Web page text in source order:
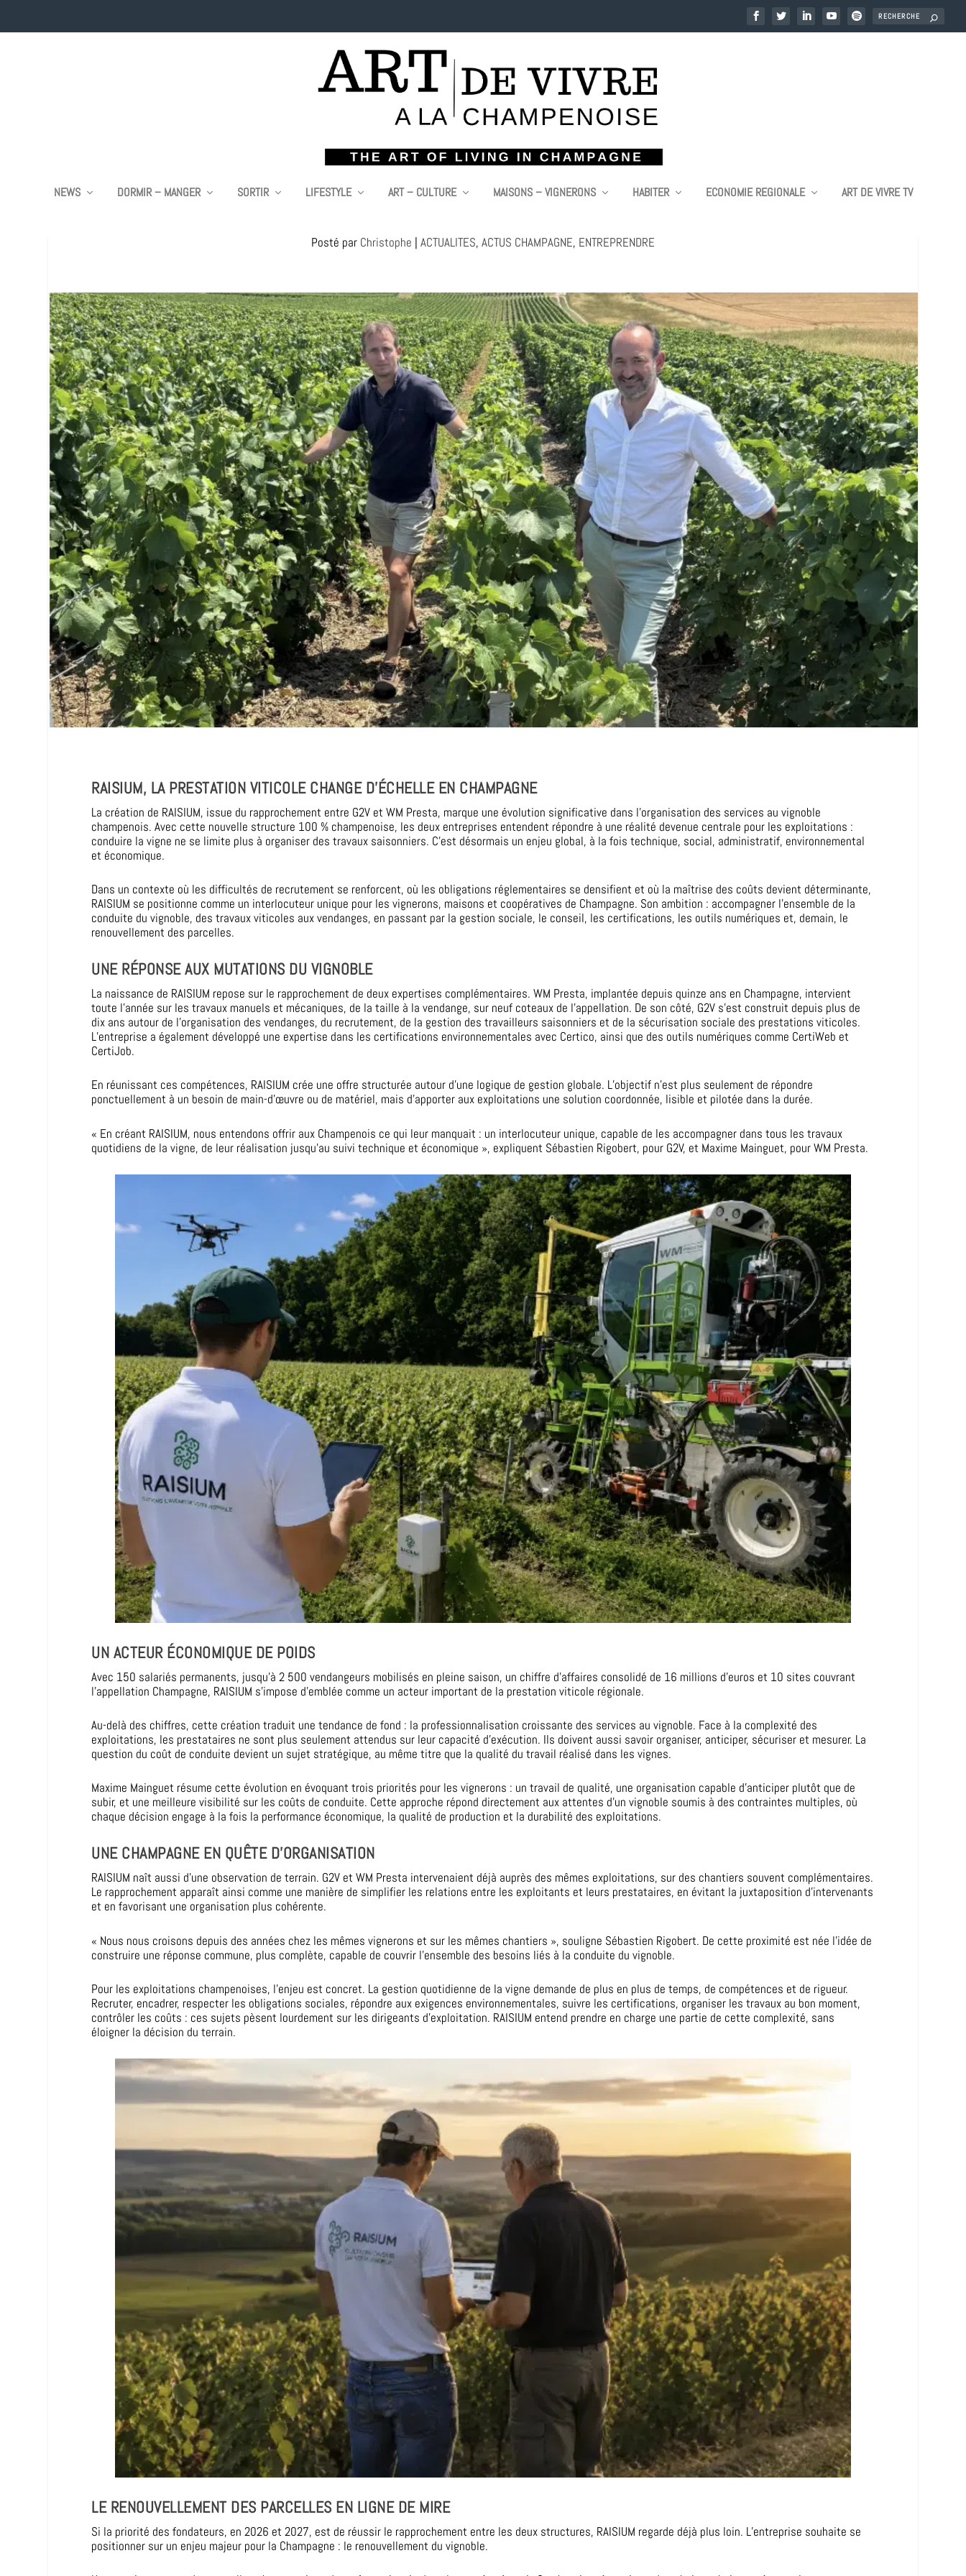
NEWS DORMIR – MANGER SORTIR LIFESTYLE ART – CULTURE MAISONS – VIGNERONS HABITER ECONOMIE REGIONALE ART DE VIVRE TV
Posté par Christophe | ACTUALITES, ACTUS CHAMPAGNE, ENTREPRENDRE
RAISIUM, LA PRESTATION VITICOLE CHANGE D’ÉCHELLE EN CHAMPAGNE
La création de RAISIUM, issue du rapprochement entre G2V et WM Presta, marque une évolution significative dans l’organisation des services au vignoble
champenois. Avec cette nouvelle structure 100 % champenoise, les deux entreprises entendent répondre à une réalité devenue centrale pour les exploitations :
conduire la vigne ne se limite plus à organiser des travaux saisonniers. C’est désormais un enjeu global, à la fois technique, social, administratif, environnemental
et économique.
Dans un contexte où les difficultés de recrutement se renforcent, où les obligations réglementaires se densifient et où la maîtrise des coûts devient déterminante,
RAISIUM se positionne comme un interlocuteur unique pour les vignerons, maisons et coopératives de Champagne. Son ambition : accompagner l’ensemble de la
conduite du vignoble, des travaux viticoles aux vendanges, en passant par la gestion sociale, le conseil, les certifications, les outils numériques et, demain, le
renouvellement des parcelles.
UNE RÉPONSE AUX MUTATIONS DU VIGNOBLE
La naissance de RAISIUM repose sur le rapprochement de deux expertises complémentaires. WM Presta, implantée depuis quinze ans en Champagne, intervient
toute l’année sur les travaux manuels et mécaniques, de la taille à la vendange, sur neuf coteaux de l’appellation. De son côté, G2V s’est construit depuis plus de
dix ans autour de l’organisation des vendanges, du recrutement, de la gestion des travailleurs saisonniers et de la sécurisation sociale des prestations viticoles.
L’entreprise a également développé une expertise dans les certifications environnementales avec Certico, ainsi que des outils numériques comme CertiWeb et
CertiJob.
En réunissant ces compétences, RAISIUM crée une offre structurée autour d’une logique de gestion globale. L’objectif n’est plus seulement de répondre
ponctuellement à un besoin de main-d’œuvre ou de matériel, mais d’apporter aux exploitations une solution coordonnée, lisible et pilotée dans la durée.
« En créant RAISIUM, nous entendons offrir aux Champenois ce qui leur manquait : un interlocuteur unique, capable de les accompagner dans tous les travaux
quotidiens de la vigne, de leur réalisation jusqu’au suivi technique et économique », expliquent Sébastien Rigobert, pour G2V, et Maxime Mainguet, pour WM Presta.
UN ACTEUR ÉCONOMIQUE DE POIDS
Avec 150 salariés permanents, jusqu’à 2 500 vendangeurs mobilisés en pleine saison, un chiffre d’affaires consolidé de 16 millions d’euros et 10 sites couvrant
l’appellation Champagne, RAISIUM s’impose d’emblée comme un acteur important de la prestation viticole régionale.
Au-delà des chiffres, cette création traduit une tendance de fond : la professionnalisation croissante des services au vignoble. Face à la complexité des
exploitations, les prestataires ne sont plus seulement attendus sur leur capacité d’exécution. Ils doivent aussi savoir organiser, anticiper, sécuriser et mesurer. La
question du coût de conduite devient un sujet stratégique, au même titre que la qualité du travail réalisé dans les vignes.
Maxime Mainguet résume cette évolution en évoquant trois priorités pour les vignerons : un travail de qualité, une organisation capable d’anticiper plutôt que de
subir, et une meilleure visibilité sur les coûts de conduite. Cette approche répond directement aux attentes d’un vignoble soumis à des contraintes multiples, où
chaque décision engage à la fois la performance économique, la qualité de production et la durabilité des exploitations.
UNE CHAMPAGNE EN QUÊTE D’ORGANISATION
RAISIUM naît aussi d’une observation de terrain. G2V et WM Presta intervenaient déjà auprès des mêmes exploitations, sur des chantiers souvent complémentaires.
Le rapprochement apparaît ainsi comme une manière de simplifier les relations entre les exploitants et leurs prestataires, en évitant la juxtaposition d’intervenants
et en favorisant une organisation plus cohérente.
« Nous nous croisons depuis des années chez les mêmes vignerons et sur les mêmes chantiers », souligne Sébastien Rigobert. De cette proximité est née l’idée de
construire une réponse commune, plus complète, capable de couvrir l’ensemble des besoins liés à la conduite du vignoble.
Pour les exploitations champenoises, l’enjeu est concret. La gestion quotidienne de la vigne demande de plus en plus de temps, de compétences et de rigueur.
Recruter, encadrer, respecter les obligations sociales, répondre aux exigences environnementales, suivre les certifications, organiser les travaux au bon moment,
contrôler les coûts : ces sujets pèsent lourdement sur les dirigeants d’exploitation. RAISIUM entend prendre en charge une partie de cette complexité, sans
éloigner la décision du terrain.
LE RENOUVELLEMENT DES PARCELLES EN LIGNE DE MIRE
Si la priorité des fondateurs, en 2026 et 2027, est de réussir le rapprochement entre les deux structures, RAISIUM regarde déjà plus loin. L’entreprise souhaite se
positionner sur un enjeu majeur pour la Champagne : le renouvellement du vignoble.